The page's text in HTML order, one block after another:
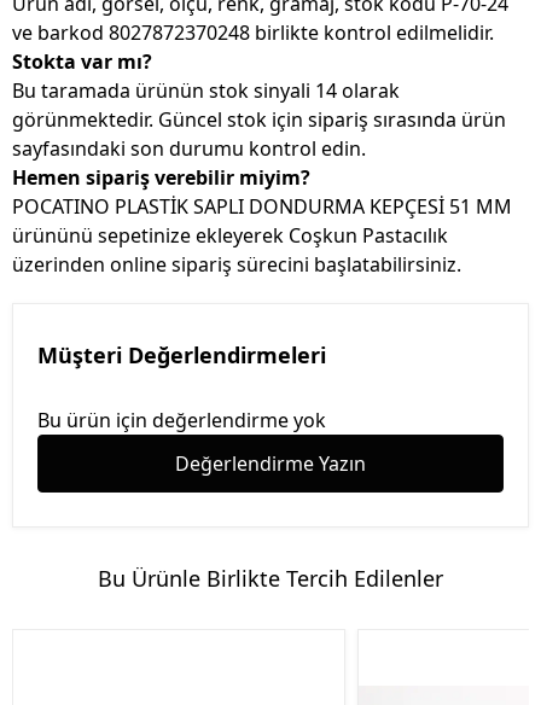
ve barkod 8027872370248 birlikte kontrol edilmelidir.
Stokta var mı?
Bu taramada ürünün stok sinyali 14 olarak
görünmektedir. Güncel stok için sipariş sırasında ürün
sayfasındaki son durumu kontrol edin.
Hemen sipariş verebilir miyim?
POCATINO PLASTİK SAPLI DONDURMA KEPÇESİ 51 MM
ürününü sepetinize ekleyerek Coşkun Pastacılık
üzerinden online sipariş sürecini başlatabilirsiniz.
Müşteri Değerlendirmeleri
Bu ürün için değerlendirme yok
Değerlendirme Yazın
Bu Ürünle Birlikte Tercih Edilenler